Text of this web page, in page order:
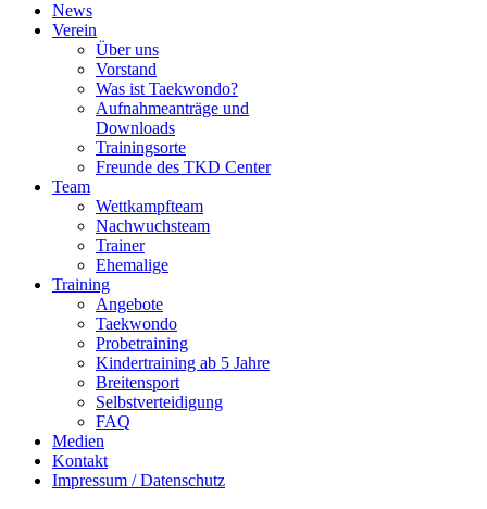
News
Verein
Über uns
Vorstand
Was ist Taekwondo?
Aufnahmeanträge und
Downloads
Trainingsorte
Freunde des TKD Center
Team
Wettkampfteam
Nachwuchsteam
Trainer
Ehemalige
Training
Angebote
Taekwondo
Probetraining
Kindertraining ab 5 Jahre
Breitensport
Selbstverteidigung
FAQ
Medien
Kontakt
Impressum / Datenschutz